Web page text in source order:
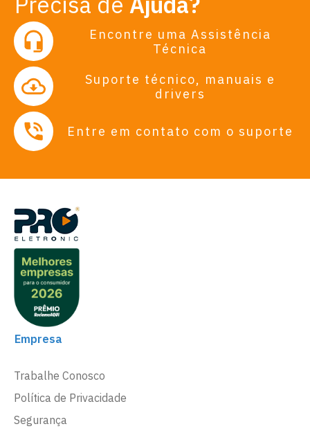
Encontre uma Assistência
Técnica
Suporte técnico, manuais e
drivers
Entre em contato com o suporte
Empresa
Trabalhe Conosco
Política de Privacidade
Segurança